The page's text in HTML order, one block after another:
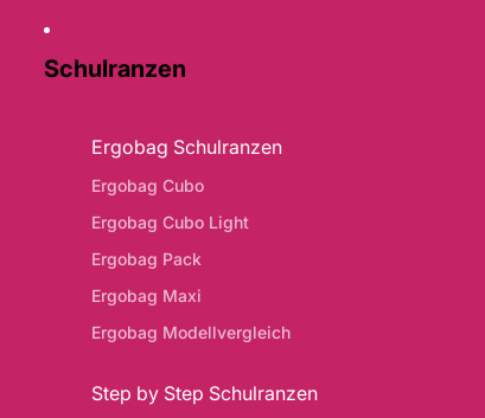
Schulranzen
Ergobag Schulranzen
Ergobag Cubo
Ergobag Cubo Light
Ergobag Pack
Ergobag Maxi
Ergobag Modellvergleich
Step by Step Schulranzen